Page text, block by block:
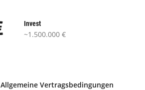
Invest
~1.500.000 €
Allgemeine Vertragsbedingungen